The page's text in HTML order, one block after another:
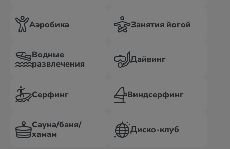
Аэробика Занятия йогой
Водные
развлечения
Дайвинг
Серфинг Виндсерфинг
Сауна/баня/
хамам
Диско-клуб